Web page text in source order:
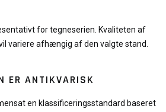
for tegneserien. Kvaliteten af
variere afhængig af den valgte stand.
ER ANTIKVARISK
en klassificeringsstandard baseret